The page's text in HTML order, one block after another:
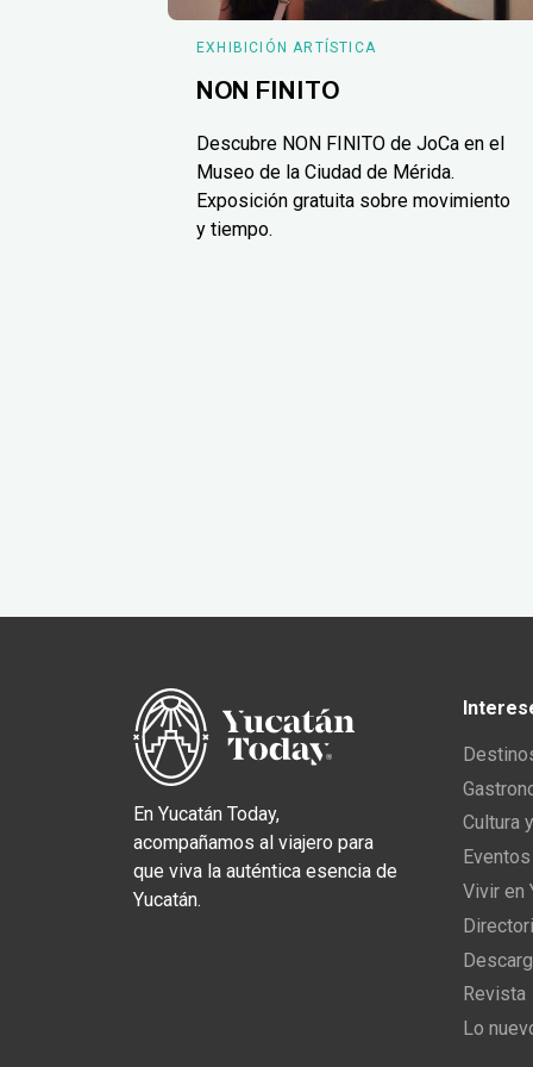
EXHIBICIÓN ARTÍSTICA
NON FINITO
Descubre NON FINITO de JoCa en el
Museo de la Ciudad de Mérida.
Exposición gratuita sobre movimiento
y tiempo.
En Yucatán Today,
acompañamos al viajero para
que viva la auténtica esencia de
Yucatán.
Cultura
Vivir en
Revista
Lo